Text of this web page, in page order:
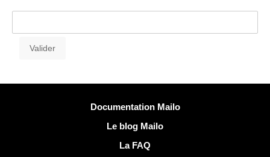
Plus d'informationsDocumentation Mailo
Le blog Mailo
La FAQ